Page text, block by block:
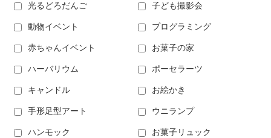
光るどろだんご 子ども撮影会
動物イベント プログラミング
赤ちゃんイベント お菓子の家
ハーバリウム ポーセラーツ
キャンドル お絵かき
手形足型アート ウニランプ
ハンモック お菓子リュック